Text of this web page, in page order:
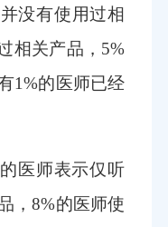
没有使用过相
相关产品，5%
1%的医师已经
医师表示仅听
，8%的医师使